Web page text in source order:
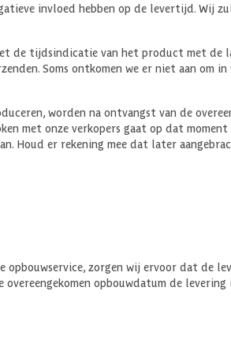
invloed hebben op de levertijd. Wij
de tijdsindicatie van het product met de
Soms ontkomen we er niet aan
worden na ontvangst van de
met onze verkopers gaat op dat
Houd er rekening mee dat later
opbouwservice, zorgen wij ervoor dat
opbouwdatum de